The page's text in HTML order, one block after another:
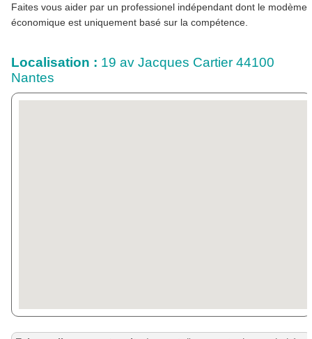
Faites vous aider par un professionel indépendant dont le modème
économique est uniquement basé sur la compétence.
Localisation : 19 av Jacques Cartier 44100
Nantes